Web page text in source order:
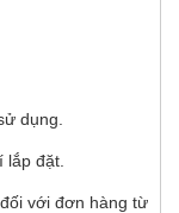
dụng.
lắp đặt.
với đơn hàng từ